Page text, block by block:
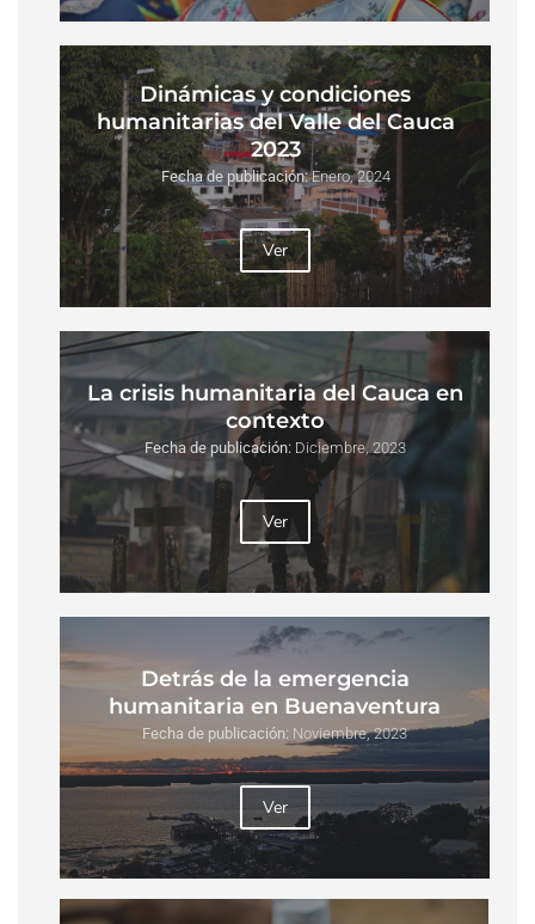
Dinámicas y condiciones
humanitarias del Valle del Cauca
2023
Fecha de publicación:Enero, 2024
Ver
La crisis humanitaria del Cauca en
contexto
Fecha de publicación:Diciembre, 2023
Ver
Detrás de la emergencia
humanitaria en Buenaventura
Fecha de publicación: Noviembre, 2023
Ver